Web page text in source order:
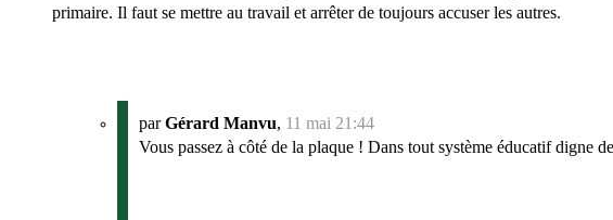
primaire. Il faut se mettre au travail et arrêter de toujours accuser les autres.
parGérard Manvu, 11 mai 21:44
Vous passez à côté de la plaque ! Dans tout système éducatif digne